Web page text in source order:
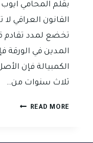
بقلم المحامي
القانون العراقي
تخضع لمدد
المدين في الورقة
الكمبيالة فإن
ثلاث سنوات من…
READ MORE متى